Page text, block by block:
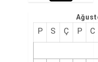
P S Ç P C